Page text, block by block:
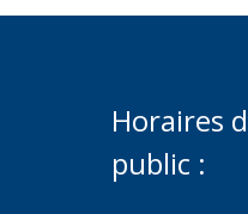
Horaires
public :